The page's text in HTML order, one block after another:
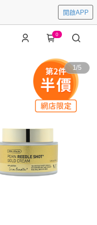
開啟APP
0
1/5